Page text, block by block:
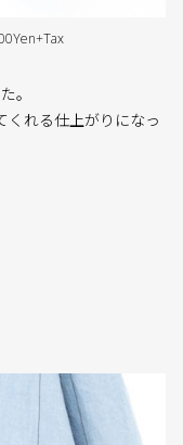
。
くれる仕上がりになっ